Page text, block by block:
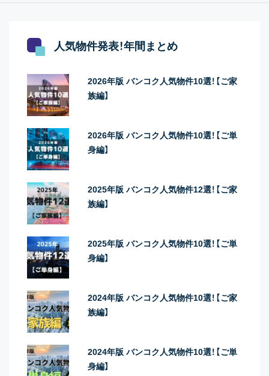
人気物件発表！年間まとめ
2026年版 バンコク人気物件10選！【ご家
族編】
2026年版 バンコク人気物件10選！【ご単
身編】
2025年版 バンコク人気物件12選！【ご家
族編】
2025年版 バンコク人気物件10選！【ご単
身編】
2024年版 バンコク人気物件10選！【ご家
族編】
2024年版 バンコク人気物件10選！【ご単
身編】